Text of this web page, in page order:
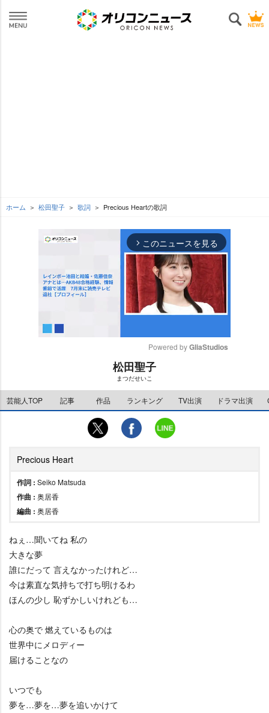
ホーム 松田聖子 歌詞 Precious Heartの歌詞
arrow_forward_ios このニュースを見る
e
Powered by GliaStudios
松田聖子
まつだせいこ
芸能人TOP 記事 作品 ランキング TV出演 ドラマ出演
Precious Heart
作詞 : Seiko Matsuda
作曲 : 奥居香
編曲 : 奥居香
ねぇ…聞いてね 私の
大きな夢
誰にだって 言えなかったけれど…
今は素直な気持ちで打ち明けるわ
ほんの少し 恥ずかしいけれども…
心の奥で 燃えているものは
世界中にメロディー
届けることなの
いつでも
夢を…夢を…夢を追いかけて